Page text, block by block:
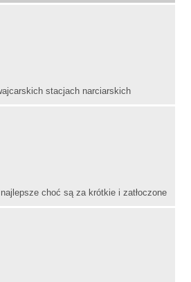
stacjach narciarskich
choć są za krótkie i zatłoczone